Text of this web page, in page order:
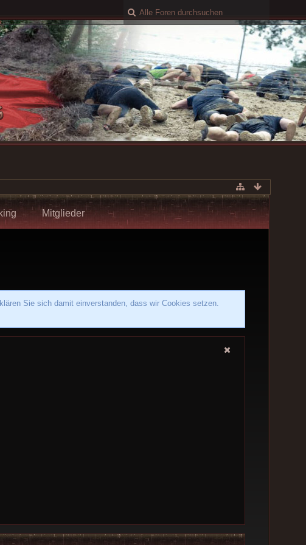
Mitglieder
Sie sich damit einverstanden, dass wir Cookies setzen.